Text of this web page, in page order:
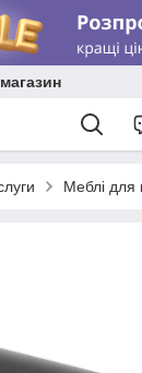
Меблі для